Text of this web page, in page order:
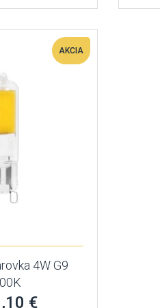
AKCIA
4W G9
€